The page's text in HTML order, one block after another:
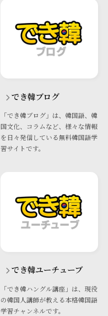
でき韓ブログ
「でき韓ブログ」は、韓国語、韓
国文化、コラムなど、様々な情報
を日々発信している無料韓国語学
習サイトです。
でき韓ユーチューブ
「でき韓ハングル講座」は、現役
の韓国人講師が教える本格韓国語
学習チャンネルです。